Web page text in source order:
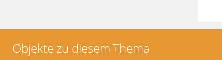
Objekte zu diesem Thema